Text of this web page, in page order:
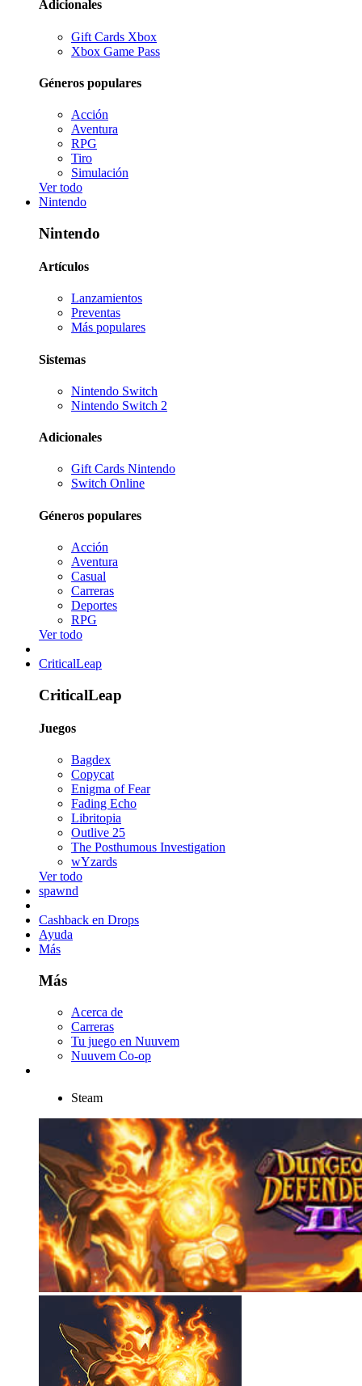
Adicionales
Gift Cards Xbox
Xbox Game Pass
Géneros populares
Acción
Aventura
RPG
Tiro
Simulación
Ver todo
Nintendo
Nintendo
Artículos
Lanzamientos
Preventas
Más populares
Sistemas
Nintendo Switch
Nintendo Switch 2
Adicionales
Gift Cards Nintendo
Switch Online
Géneros populares
Acción
Aventura
Casual
Carreras
Deportes
RPG
Ver todo
CriticalLeap
CriticalLeap
Juegos
Bagdex
Copycat
Enigma of Fear
Fading Echo
Libritopia
Outlive 25
The Posthumous Investigation
wYzards
Ver todo
spawnd
Cashback en Drops
Ayuda
Más
Más
Acerca de
Carreras
Tu juego en Nuuvem
Nuuvem Co-op
Steam